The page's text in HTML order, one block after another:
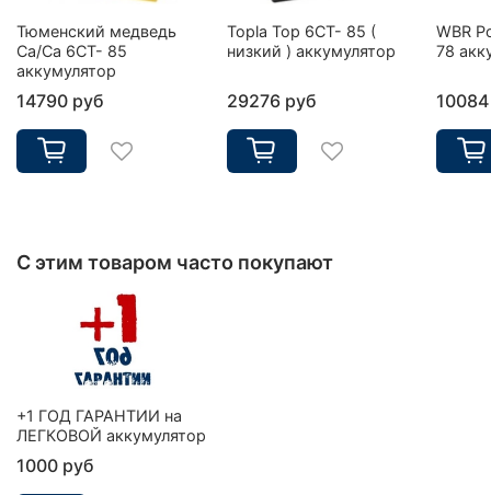
Тюменский медведь
Ca/Ca 6CT- 85
аккумулятор
14790 руб
Topla Top 6CT- 85 (
низкий ) аккумулятор
29276 руб
WBR
78
С этим товаром часто покупают
+1 ГОД ГАРАНТИИ на
ЛЕГКОВОЙ аккумулятор
1000 руб